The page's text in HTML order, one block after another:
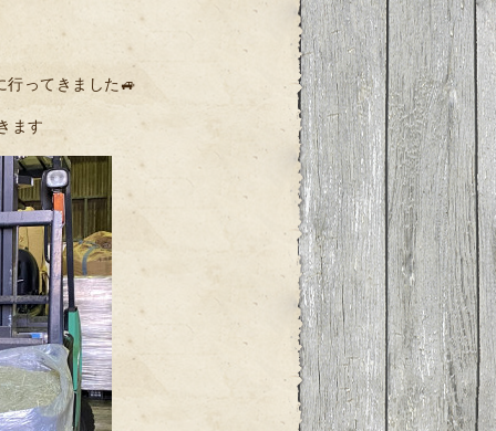
行ってきました🚙
ます